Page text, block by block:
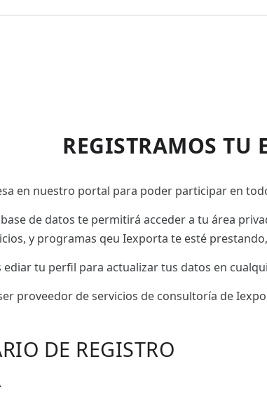
REGISTRAMOS TU
en nuestro portal para poder participar en
de datos te permitirá acceder a tu área
y programas qeu Iexporta te esté
ediar tu perfil para actualizar tus datos en
proveedor de servicios de consultoría de
DE REGISTRO